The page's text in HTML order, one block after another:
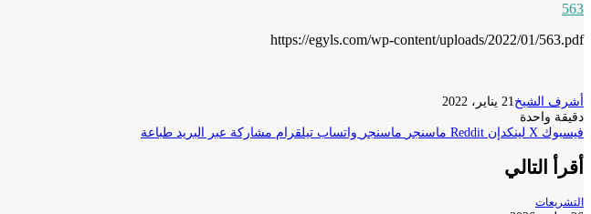
563
https://egyls.com/wp-content/uploads/2022/01/563.pdf
أشرف الشيخ21 يناير، 2022
دقيقة واحدة
فيسبوك ‫X لينكدإن ماسنجر ماسنجر واتساب تيلقرام مشاركة عبر البريد طباعة
أقرأ التالي
التشريعات